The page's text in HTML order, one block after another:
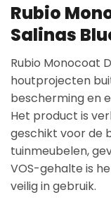
Rubio
Salinas
Rubio Monocoat
houtprojecten
bescherming en
Het product is
geschikt voor de
tuinmeubelen,
VOS-gehalte is
veilig in gebruik.